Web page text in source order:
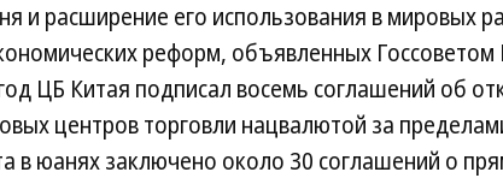
и расширение его использования в мировых
реформ, объявленных
ЦБ Китая подписал восемь соглашений об
центров торговли нацвалютой за
в юанях заключено около 30 соглашений о